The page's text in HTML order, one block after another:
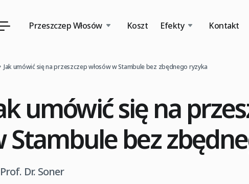
Przeszczep Włosów Koszt Efekty Kontakt
Jak umówić się na przeszczep włosów w Stambule bez zbędnego ryzyka
umówić się na
Stambule bez
Dr. Soner